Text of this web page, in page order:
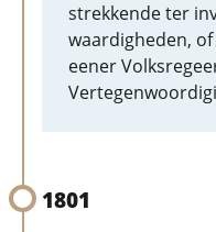
strekkende ter
waardigheden,
eener
1801